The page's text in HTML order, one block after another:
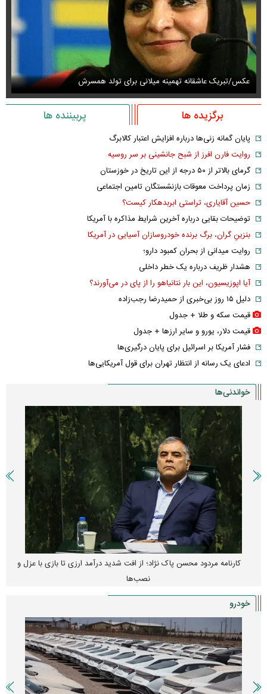
عکس/تبریک عاشقانه تهمینه میلانی برای تولد همسرش
برگزیده ها پربیننده ها
پایان گمانه زنی‌ها درباره افزایش اعتبار کالابرگ
روایت فارن افرز از شبح جانشینی بر سر روسیه
گرمای بالاتر از ۵۰ درجه از این تاریخ در خوزستان
زمان پرداخت معوقات بازنشستگان تامین اجتماعی
حسین آقایاری، تراستی ابربدهکار کیست؟
توضیحات بقایی درباره آخرین شرایط مذاکره با آمریکا
بنزینِ گران، برگ برنده خودروسازان آسیایی در آمریکا
روایت میدانی از بحران کمبود دارو؛
هشدار ظریف درباره یک خطر داخلی
آیا اپوزیسیون، این بار نتانیاهو را از پای در می‌آورند؟
دلیل ۱۵ روز بی‌خبری از حمیدرضا رجب‌زاده
قیمت سکه و طلا + جدول
قیمت دلار، یورو و سایر ارز‌ها + جدول
فشار آمریکا بر اسرائیل برای پایان درگیری‌ها
ادعای یک رسانه از انتظار تهران برای قول آمریکایی‌ها
خواندنی‌ها
کارنامه مردود محسن پاک‌ نژاد؛ از افت شدید درآمد ارزی تا بازی با عزل و
نصب‌ها
خودرو